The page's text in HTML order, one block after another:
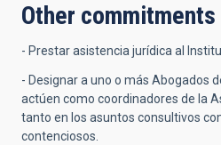
Other commitments
- Prestar asistencia jurídica al
- Designar a uno o más Abogados
actúen como coordinadores de la
tanto en los asuntos consultivos
contenciosos.